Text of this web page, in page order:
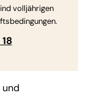
volljährigen
und